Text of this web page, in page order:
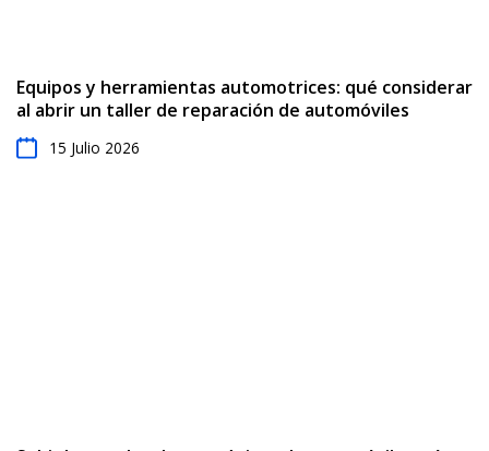
Equipos y herramientas automotrices: qué considerar
al abrir un taller de reparación de automóviles
15 Julio 2026